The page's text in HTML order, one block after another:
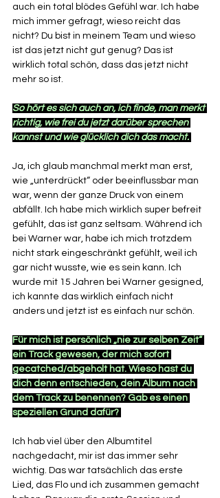
auch ein total blödes Gefühl war. Ich habe
mich immer gefragt, wieso reicht das
nicht? Du bist in meinem Team und wieso
ist das jetzt nicht gut genug? Das ist
wirklich total schön, dass das jetzt nicht
mehr so ist.
So hört es sich auch an, ich finde, man merkt
richtig, wie frei du jetzt darüber sprechen
kannst und wie glücklich dich das macht.
Ja, ich glaub manchmal merkt man erst,
wie „unterdrückt“ oder beeinflussbar man
war, wenn der ganze Druck von einem
abfällt. Ich habe mich wirklich super befreit
gefühlt, das ist ganz seltsam. Während ich
bei Warner war, habe ich mich trotzdem
nicht stark eingeschränkt gefühlt, weil ich
gar nicht wusste, wie es sein kann. Ich
wurde mit 15 Jahren bei Warner gesigned,
ich kannte das wirklich einfach nicht
anders und jetzt ist es einfach nur schön.
Für mich ist persönlich „nie zur selben Zeit“
ein Track gewesen, der mich sofort
gecatched/abgeholt hat. Wieso hast du
dich denn entschieden, dein Album nach
dem Track zu benennen? Gab es einen
speziellen Grund dafür?
Ich hab viel über den Albumtitel
nachgedacht, mir ist das immer sehr
wichtig. Das war tatsächlich das erste
Lied, das Flo und ich zusammen gemacht